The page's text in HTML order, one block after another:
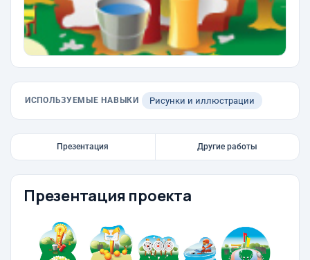
ИСПОЛЬЗУЕМЫЕ НАВЫКИ Рисунки и иллюстрации
Презентация Другие работы
Презентация проекта